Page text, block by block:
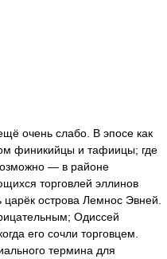
очень слабо. В эпосе как
финикийцы и тафиицы; где
— в районе
торговлей эллинов
острова Лемнос Эвней.
Одиссей
его сочли торговцем.
термина для